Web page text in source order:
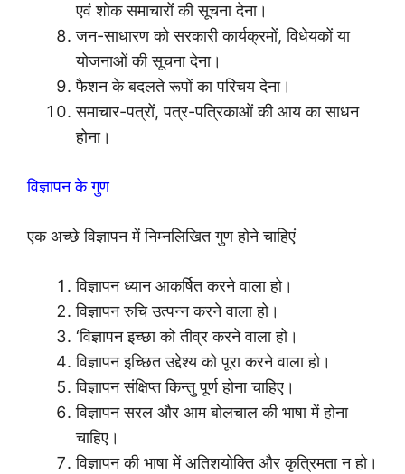
एवं शोक समाचारों की सूचना देना।
जन-साधारण को सरकारी कार्यक्रमों, विधेयकों या
योजनाओं की सूचना देना।
फैशन के बदलते रूपों का परिचय देना।
समाचार-पत्रों, पत्र-पत्रिकाओं की आय का साधन
होना।
विज्ञापन के गुण
एक अच्छे विज्ञापन में निम्नलिखित गुण होने चाहिएं
विज्ञापन ध्यान आकर्षित करने वाला हो।
विज्ञापन रुचि उत्पन्न करने वाला हो।
‘विज्ञापन इच्छा को तीव्र करने वाला हो।
विज्ञापन इच्छित उद्देश्य को पूरा करने वाला हो।
विज्ञापन संक्षिप्त किन्तु पूर्ण होना चाहिए।
विज्ञापन सरल और आम बोलचाल की भाषा में होना
चाहिए।
विज्ञापन की भाषा में अतिशयोक्ति और कृत्रिमता न हो।